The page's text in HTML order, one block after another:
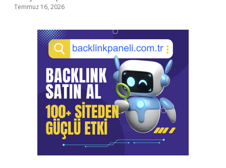
Temmuz 16, 2026